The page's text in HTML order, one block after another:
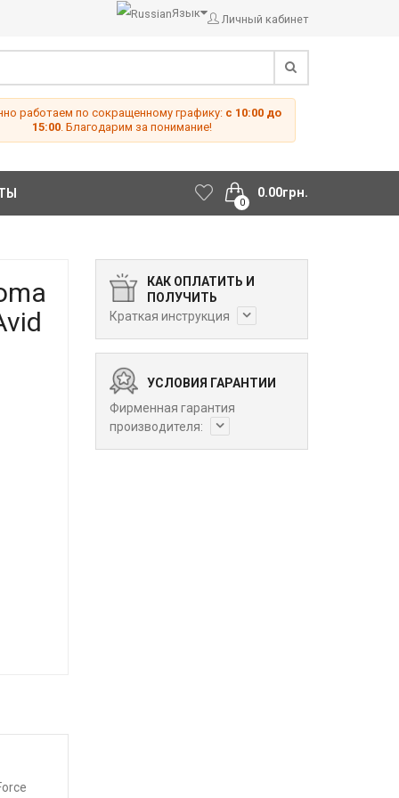
Язык Личный кабинет
работаем по сокращенному графику: с 10:00 до
15:00. Благодарим за понимание!
0
0.00грн.
КАК ОПЛАТИТЬ И
ПОЛУЧИТЬ
Краткая инструкция
УСЛОВИЯ ГАРАНТИИ
Фирменная гарантия
производителя: